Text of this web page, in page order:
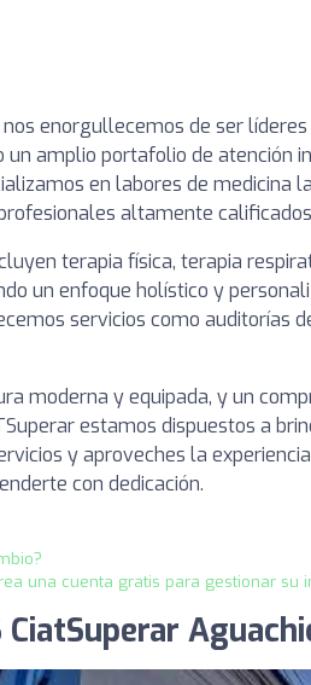
nos enorgullecemos de ser
un amplio portafolio de atención
en labores de medicina
altamente
terapia física, terapia
un enfoque holístico y
servicios como auditorías
moderna y equipada, y un
estamos dispuestos a
y aproveches la
con dedicación.
una cuenta gratis para gestionar su